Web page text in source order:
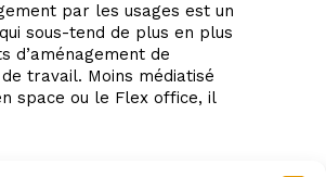
par les usages est un
sous-tend de plus en plus
d’aménagement de
travail. Moins médiatisé
space ou le Flex office, il